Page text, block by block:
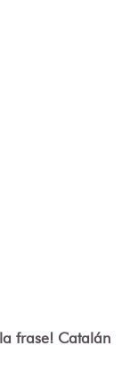
frase! Catalán